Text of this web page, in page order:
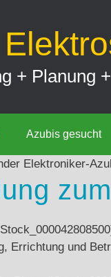
+ Planung
Azubis gesucht
Errichtung und